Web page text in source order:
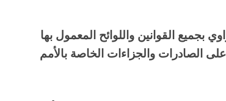
القوانين واللوائح المعمول بها
على الصادرات والجزاءات الخاصة بالأمم